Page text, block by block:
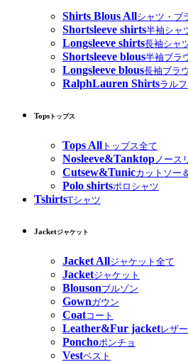
Shirts Blous Allシャツ・ブ
Shortsleeve shirts半袖シャ
Longsleeve shirts長袖シャ
Shortsleeve blous半袖ブラ
Longsleeve blous長袖ブラ
RalphLauren Shirtsラル
Tops トップス
Tops All トップス全て
Nosleeve&Tanktop ノース
Cutsew&Tunicカットソー
Polo shirtsポロシャツ
TshirtsTシャツ
Jacketジャケット
Jacket Allジャケット全て
Jacketジャケット
Blousonブルゾン
Gownガウン
Coatコート
Leather&Fur jacketレザ
Ponchoポンチョ
Vestベスト